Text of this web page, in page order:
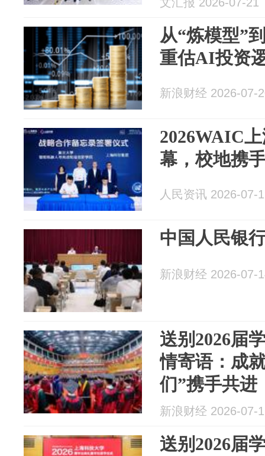
从“炼模型”
重估AI投资
新浪财经 2026-07-
2026WAIC
幕，校地携
人民资讯 2026-07-
中国人民银
新浪财经 2026-07-
送别2026届
情寄语：成
们”携手共进
新浪财经 2026-07-
送别2026届